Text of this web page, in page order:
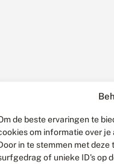
de beste ervaringen te
om informatie over
in te stemmen met
of unieke ID's op